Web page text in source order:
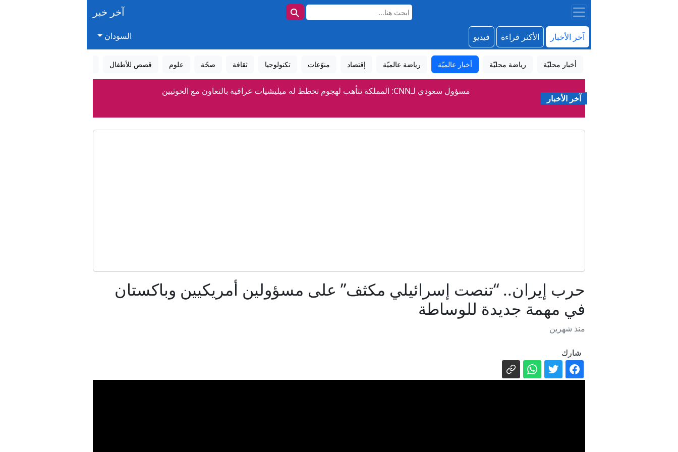
آخر خبر
آخر الأخبار الأكثر قراءة فيديو السودان
أخبار محليّة رياضة محليّة أخبار عالميّة رياضة عالميّة إقتصاد منوّعات تكنولوجيا ثقافة صحّة علوم قصص للأطفال
آخر الأخبار
مسؤول سعودي لـCNN: المملكة تتأهب لهجوم تخطط له ميليشيات عراقية بالتعاون مع الحوثيين
إيران.. انفجارات بجزيرة قشم ولا تفاهمات بمفاوضات روما بين لبنان وإسرائيل
حرب اليمن.. إلى أين يتجه التصعيد بين الحوثيين والسعودية؟
قتيلان بانفجار استهدف حافلة ركاب في ريف دمشق
حرب إيران.. “تنصت إسرائيلي مكثف” على مسؤولين أمريكيين وباكستان
في مهمة جديدة للوساطة
منذ شهرين
شارك